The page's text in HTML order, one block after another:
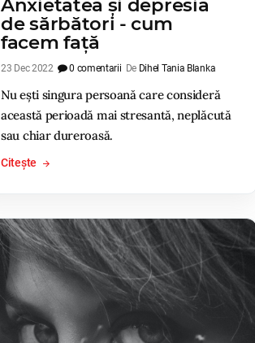
Anxietatea și depresia
de sărbători - cum
facem față
23 Dec 2022 0 comentarii De Dihel Tania Blanka
Nu ești singura persoană care consideră
această perioadă mai stresantă, neplăcută
sau chiar dureroasă.
Citește